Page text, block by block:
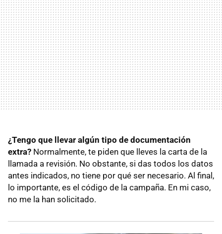
¿Tengo que llevar algún tipo de documentación
extra? Normalmente, te piden que lleves la carta de la
llamada a revisión. No obstante, si das todos los datos
antes indicados, no tiene por qué ser necesario. Al final,
lo importante, es el código de la campaña. En mi caso,
no me la han solicitado.